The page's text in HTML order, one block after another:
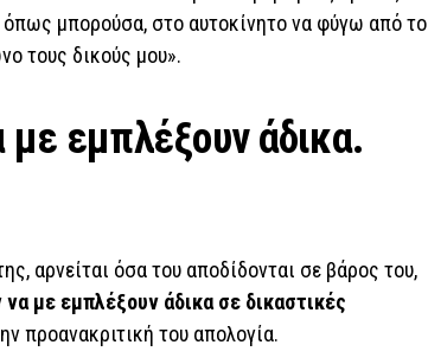
μπορούσα, στο αυτοκίνητο να φύγω από το
τους δικούς μου».
με εμπλέξουν άδικα.
αρνείται όσα του αποδίδονται σε βάρος του,
να με εμπλέξουν άδικα σε δικαστικές
προανακριτική του απολογία.